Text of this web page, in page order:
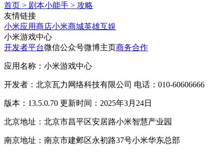
首页 > 剧本小能手 > 攻略
友情链接
小米应用商店小米商城英雄互娱
小米游戏中心
开发者平台微信公众号微博主页商务合作
应用名称：小米游戏中心
开发者：北京瓦力网络科技有限公司 电话：010-60606666
版本：13.5.0.70 更新时间：2025年3月24日
北京地址：北京市昌平区安居路小米智慧产业园
南京地址：南京市建邺区永初路37号小米华东总部